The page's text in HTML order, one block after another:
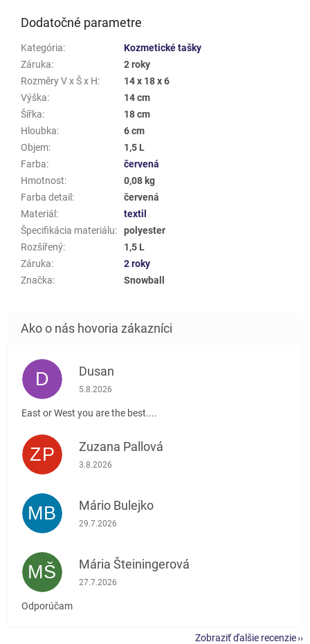
Dodatočné parametre
Kategória:
Kozmetické tašky
Záruka:
2 roky
Rozměry V x Š x H:
14 x 18 x 6
Výška:
14 cm
Šířka:
18 cm
Hloubka:
6 cm
Objem:
1,5 L
Farba:
červená
Hmotnost:
0,08 kg
Farba detail :
červená
Materiál :
textil
Špecifikácia materiálu:
polyester
Rozšířený:
1,5 L
Záruka:
2 roky
Značka: Snowball
D Dusan
Hodnotenie obchodu je 5 z 5 hviezdičiek.
5.8.2026
East or West you are the best....
ZP Zuzana Pallová
Hodnotenie obchodu je 5 z 5 hviezdičiek.
3.8.2026
MB Mário Bulejko
Hodnotenie obchodu je 5 z 5 hviezdičiek.
29.7.2026
MŠ Mária Šteiningerová
Hodnotenie obchodu je 5 z 5 hviezdičiek.
27.7.2026
Odporúčam
Zobraziť ďalšie recenzie